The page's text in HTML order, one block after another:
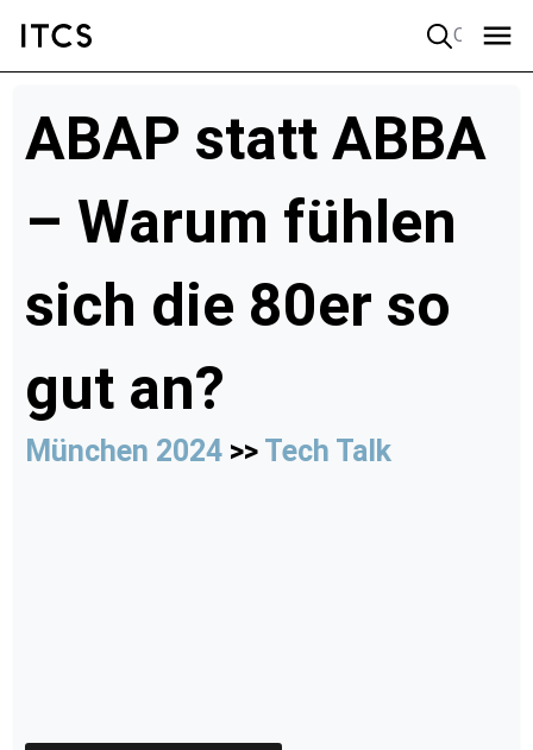
ABAP statt ABBA
– Warum fühlen
sich die 80er so
gut an?
München 2024 >> Tech Talk